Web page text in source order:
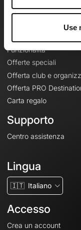
Use
Funzionalità
Offerte speciali
Offerta club e
Offerta PRO
Carta regalo
Supporto
Centro assistenza
Lingua
🇮🇹 Italiano
Accesso
Crea un account